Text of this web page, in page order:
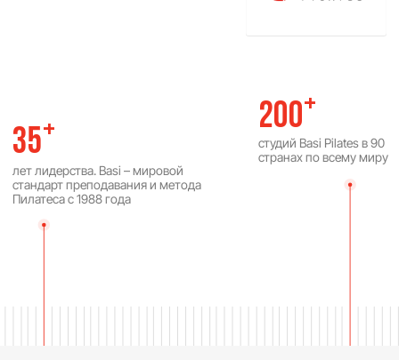
Где вы будете
заниматься